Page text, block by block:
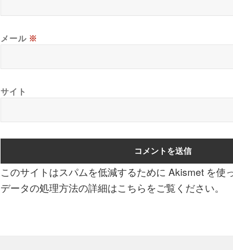
メール ※
サイト
このサイトはスパムを低減するために Akismet を使
データの処理方法の詳細はこちらをご覧ください。